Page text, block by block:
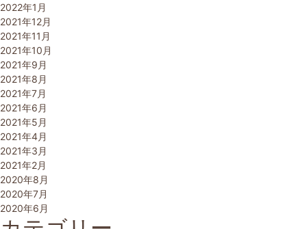
2022年1月
2021年12月
2021年11月
2021年10月
2021年9月
2021年8月
2021年7月
2021年6月
2021年5月
2021年4月
2021年3月
2021年2月
2020年8月
2020年7月
2020年6月